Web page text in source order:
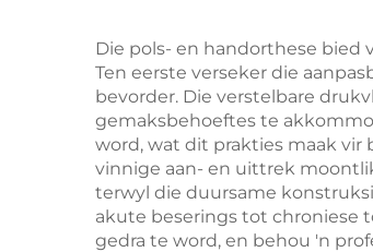
Die pols- en handorthese bied
Ten eerste verseker die
bevorder. Die verstelbare
gemaksbehoeftes te
word, wat dit prakties maak vir
vinnige aan- en uittrek
terwyl die duursame
akute beserings tot chroniese
gedra te word, en behou 'n